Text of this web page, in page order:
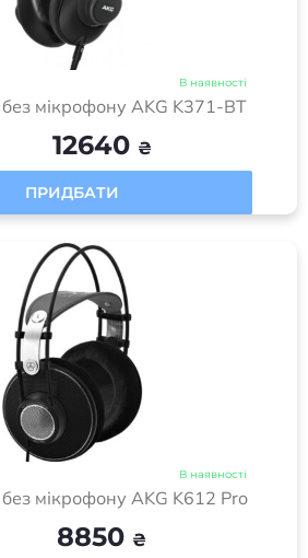
В наявності
мікрофону AKG K371-BT
12640 ₴
ПРИДБАТИ
В наявності
мікрофону AKG K612 Pro
8850 ₴